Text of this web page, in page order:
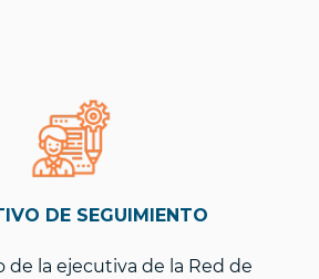
DE SEGUIMIENTO
de la ejecutiva de la Red de